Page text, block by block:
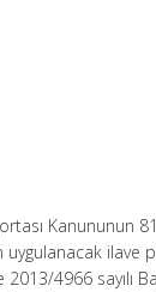
Kanununun
ilave
4966 sayılı